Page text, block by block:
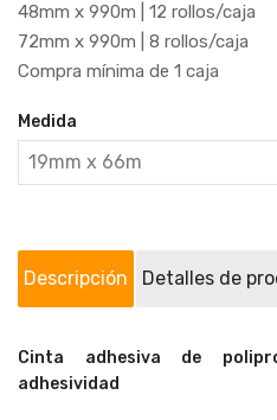
48mm x 990m | 12 rollos/caja
72mm x 990m | 8 rollos/caja
Compra mínima de 1 caja
Medida
Descripción Detalles de
Cinta adhesiva de
adhesividad